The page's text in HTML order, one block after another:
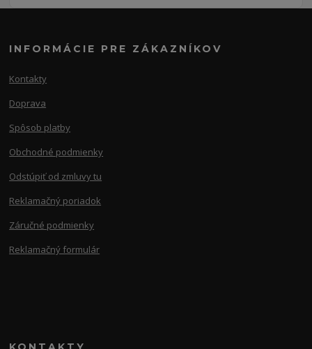
INFORMÁCIE PRE ZÁKAZNÍKOV
Kontakty
Doprava
Spôsob platby
Obchodné podmienky
Odstúpiť od zmluvy tu
Reklamačný poriadok
Záručné podmienky
Reklamačný formulár